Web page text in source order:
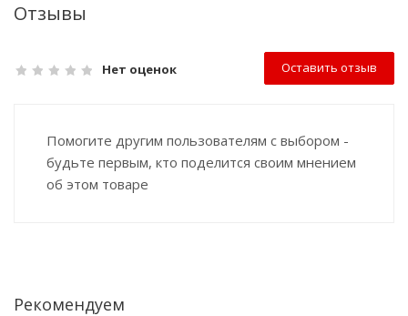
Отзывы
Нет оценок Оставить отзыв
Помогите другим пользователям с выбором -
будьте первым, кто поделится своим мнением
об этом товаре
Рекомендуем